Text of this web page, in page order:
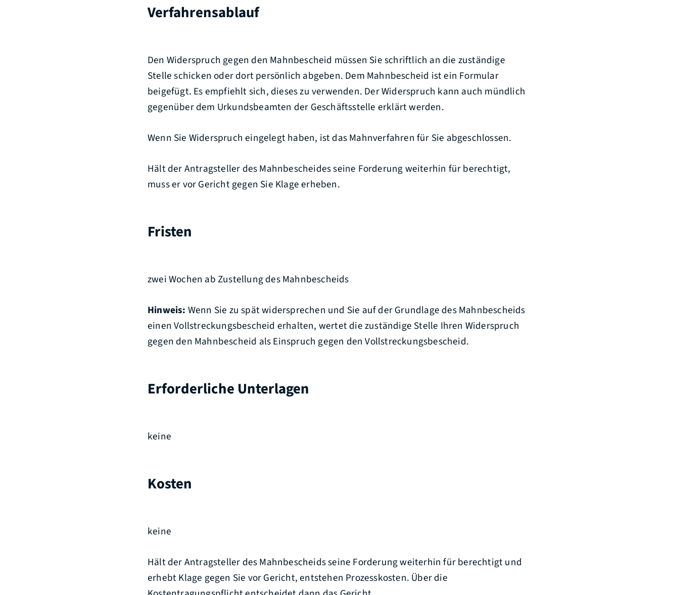
Verfahrensablauf
Den Widerspruch gegen den Mahnbescheid müssen Sie schriftlich an die zuständige
Stelle schicken oder dort persönlich abgeben. Dem Mahnbescheid ist ein Formular
beigefügt. Es empfiehlt sich, dieses zu verwenden. Der Widerspruch kann auch mündlich
gegenüber dem Urkundsbeamten der Geschäftsstelle erklärt werden.
Wenn Sie Widerspruch eingelegt haben, ist das Mahnverfahren für Sie abgeschlossen.
Hält der Antragsteller des Mahnbescheides seine Forderung weiterhin für berechtigt,
muss er vor Gericht gegen Sie Klage erheben.
Fristen
zwei Wochen ab Zustellung des Mahnbescheids
Hinweis: Wenn Sie zu spät widersprechen und Sie auf der Grundlage des Mahnbescheids
einen Vollstreckungsbescheid erhalten, wertet die zuständige Stelle Ihren Widerspruch
gegen den Mahnbescheid als Einspruch gegen den Vollstreckungsbescheid.
Erforderliche Unterlagen
keine
Kosten
keine
Hält der Antragsteller des Mahnbescheids seine Forderung weiterhin für berechtigt und
erhebt Klage gegen Sie vor Gericht, entstehen Prozesskosten. Über die